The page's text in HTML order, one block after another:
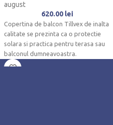
august
620.00 lei
Copertina de balcon Tillvex de inalta
calitate se prezinta ca o protectie
solara si practica pentru terasa sau
balconul dumneavoastra.